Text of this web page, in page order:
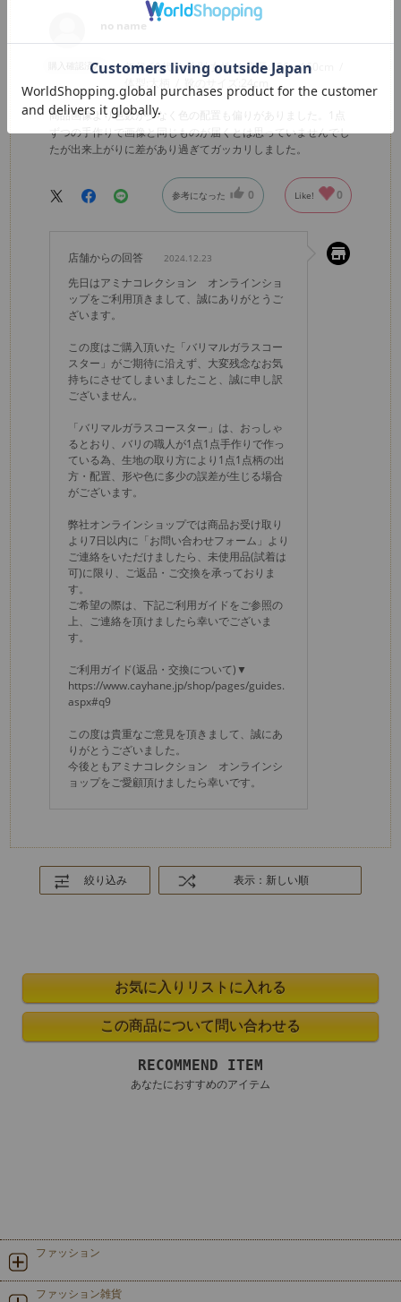
no name
購入確認済み 年代:60代 性別: 女性 身長: 156～160cm
体型:
大柄 靴のサイズ: 24cm
商品画像より色数が少なく色の配置も偏りがありました。1点
ずつの手作りで画像と同じものが届くとは思っていませんでし
たが出来上がりに差があり過ぎてガッカリしました。
参考になった 0 Like! 0
店舗からの回答 2024.12.23
先日はアミナコレクション オンラインショ
ップをご利用頂きまして、誠にありがとうご
ざいます。
この度はご購入頂いた「バリマルガラスコー
スター」がご期待に沿えず、大変残念なお気
持ちにさせてしまいましたこと、誠に申し訳
ございません。
「バリマルガラスコースター」は、おっしゃ
るとおり、バリの職人が1点1点手作りで作っ
ている為、生地の取り方により1点1点柄の出
方・配置、形や色に多少の誤差が生じる場合
がございます。
弊社オンラインショップでは商品お受け取り
より7日以内に「お問い合わせフォーム」より
ご連絡をいただけましたら、未使用品(試着は
可)に限り、ご返品・ご交換を承っておりま
す。
ご希望の際は、下記ご利用ガイドをご参照の
上、ご連絡を頂けましたら幸いでございま
す。
ご利用ガイド(返品・交換について)▼
https://www.cayhane.jp/shop/pages/guides.
aspx#q9
この度は貴重なご意見を頂きまして、誠にあ
りがとうございました。
今後ともアミナコレクション オンラインシ
ョップをご愛顧頂けましたら幸いです。
絞り込み 表示：新しい順
RECOMMEND ITEM
あなたにおすすめのアイテム
ファッション
ファッション雑貨